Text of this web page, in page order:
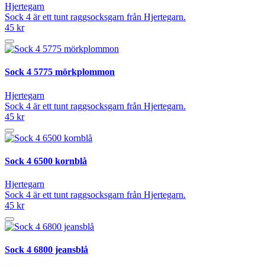
Hjertegarn
Sock 4 är ett tunt raggsocksgarn från Hjertegarn.
45 kr
Sock 4 5775 mörkplommon
Hjertegarn
Sock 4 är ett tunt raggsocksgarn från Hjertegarn.
45 kr
Sock 4 6500 kornblå
Hjertegarn
Sock 4 är ett tunt raggsocksgarn från Hjertegarn.
45 kr
Sock 4 6800 jeansblå